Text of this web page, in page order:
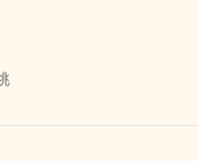
的身体里有另一套女人
傻儿子化表里不一总裁攻